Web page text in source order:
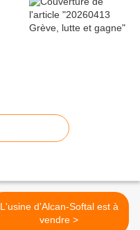
L'usine d'Alcan-Softal est à
vendre >